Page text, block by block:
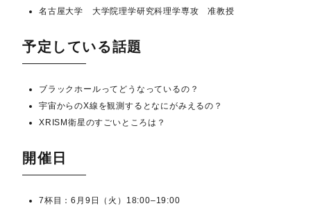
名古屋大学 大学院理学研究科理学専攻 准教授
予定している話題
ブラックホールってどうなっているの？
宇宙からのX線を観測するとなにがみえるの？
XRISM衛星のすごいところは？
開催日
7杯目：6月9日（火）18:00–19:00